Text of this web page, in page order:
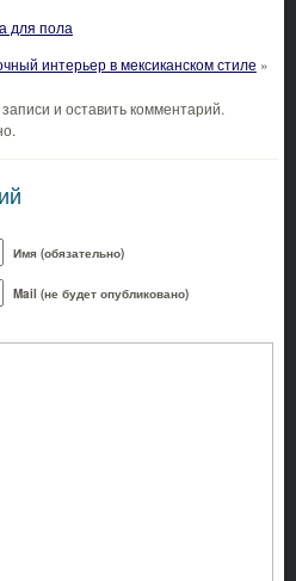
для пола
интерьер в мексиканском стиле »
и оставить комментарий.
Имя (обязательно)
Mail (не будет опубликовано)